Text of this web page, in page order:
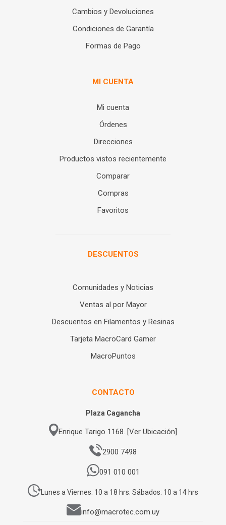
Cambios y Devoluciones
Condiciones de Garantía
Formas de Pago
MI CUENTA
Mi cuenta
Órdenes
Direcciones
Productos vistos recientemente
Comparar
Compras
Favoritos
DESCUENTOS
Comunidades y Noticias
Ventas al por Mayor
Descuentos en Filamentos y Resinas
Tarjeta MacroCard Gamer
MacroPuntos
CONTACTO
Plaza Cagancha
Enrique Tarigo 1168. [Ver Ubicación]
2900 7498
091 010 001
Lunes a Viernes: 10 a 18 hrs. Sábados: 10 a 14 hrs
info@macrotec.com.uy